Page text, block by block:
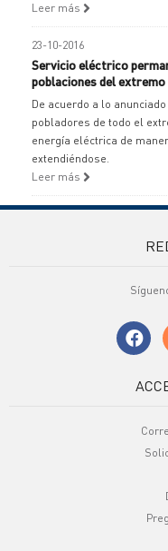
Leer más
23-10-2016
Servicio eléctrico
poblaciones del
De acuerdo a lo
pobladores de todo el
energía eléctrica de
extendiéndose.
Leer más